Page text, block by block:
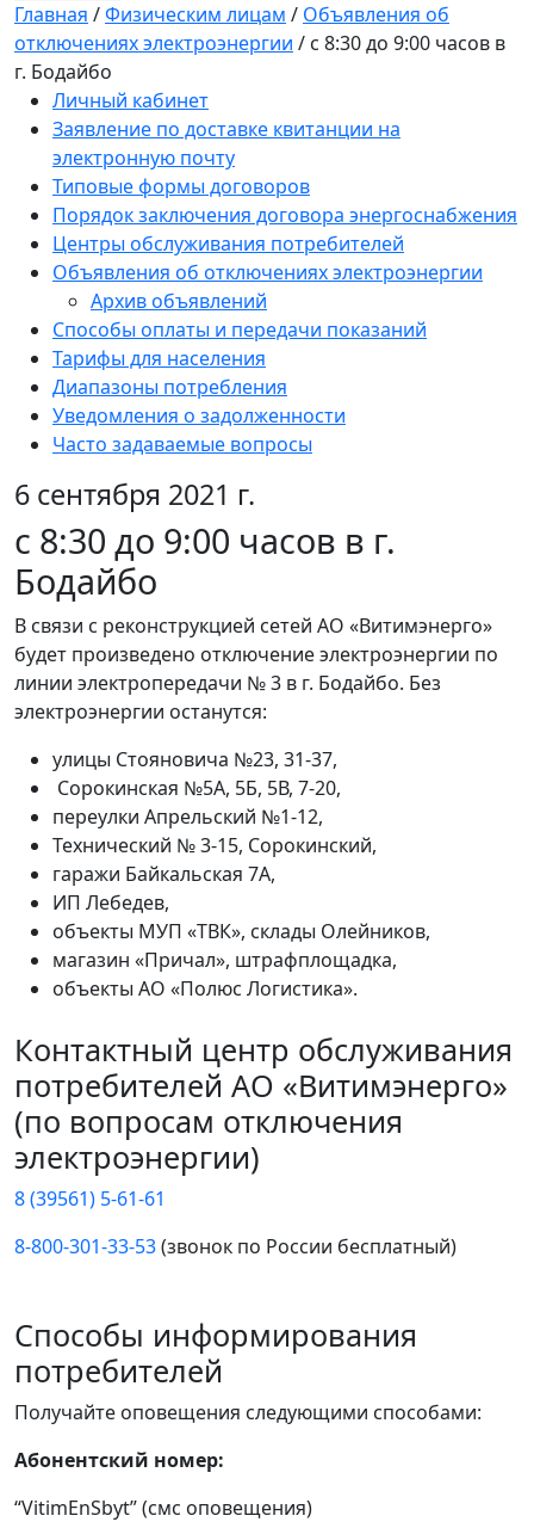
Главная /Физическим лицам / Объявления об
отключениях электроэнергии / с 8:30 до 9:00 часов в
г. Бодайбо
Личный кабинет
Заявление по доставке квитанции на
электронную почту
Типовые формы договоров
Порядок заключения договора энергоснабжения
Центры обслуживания потребителей
Объявления об отключениях электроэнергии
Архив объявлений
Способы оплаты и передачи показаний
Тарифы для населения
Диапазоны потребления
Уведомления о задолженности
Часто задаваемые вопросы
6 сентября 2021 г.
с 8:30 до 9:00 часов в г.
Бодайбо
В связи с реконструкцией сетей АО «Витимэнерго»
будет произведено отключение электроэнергии по
линии электропередачи № 3 в г. Бодайбо. Без
электроэнергии останутся:
улицы Стояновича №23, 31-37,
Сорокинская №5А, 5Б, 5В, 7-20,
переулки Апрельский №1-12,
Технический № 3-15, Сорокинский,
гаражи Байкальская 7А,
ИП Лебедев,
объекты МУП «ТВК», склады Олейников,
магазин «Причал», штрафплощадка,
объекты АО «Полюс Логистика».
Контактный центр обслуживания
потребителей АО «Витимэнерго»
(по вопросам отключения
электроэнергии)
8 (39561) 5-61-61
8-800-301-33-53(звонок по России бесплатный)
Способы информирования
потребителей
Получайте оповещения следующими способами:
Абонентский номер:
“VitimEnSbyt” (смс оповещения)